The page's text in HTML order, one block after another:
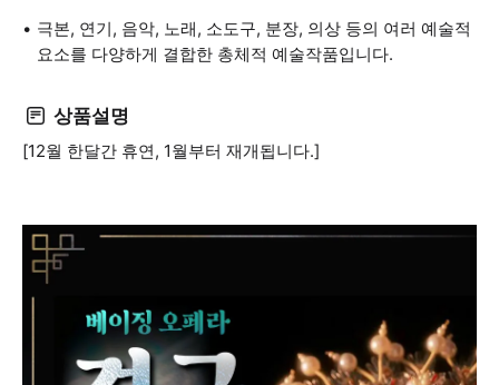
극본, 연기, 음악, 노래, 소도구, 분장, 의상 등의 여러 예술적
요소를 다양하게 결합한 총체적 예술작품입니다.
상품설명
[12월 한달간 휴연, 1월부터 재개됩니다.]